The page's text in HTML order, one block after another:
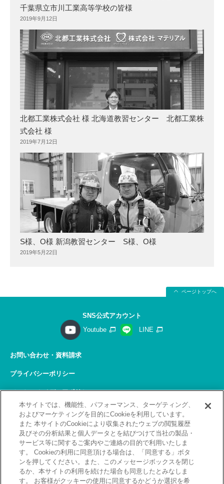
千葉県立市川工業高等学校の皆様
2019年9月12日
北都工業株式会社 様 北海道教習センター 北都工業株
式会社 様
2019年7月12日
S様、O様 新潟教習センター S様、O様
2019年5月22日
ページトップへ
SNS公式アカウント
Youtube
LINE
お問い合わせ・資料請求
プライバシーポリシー
ソーシャルメディアポリシー
サイトの利用について
サイトマップ
関連リンク
採用情報
本サイトでは、機能性、パフォーマンス、ターゲティング、
およびマーケティングを目的にCookieを利用しています。
また 本サイトのCookieにより収集されたウェブの閲覧履歴
及びその分析結果と個人データとを結びつけて当社の製品・
サービス等に関するご案内やご連絡の目的で利用いたしま
す。 Cookieの利用に同意頂ける場合は、「同意する」ボタ
ンを押してください。また、このメッセージボックスを閉じ
るか、本サイトの利用を続けた場合も同意したとみなしま
す。 お客様がクッキーの使用に同意するかどうか選択を希